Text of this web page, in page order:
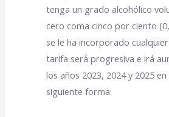
tenga un grado alcohólico
cero coma cinco por ciento
se le ha incorporado
tarifa será progresiva e irá
los años 2023, 2024 y 2025
siguiente forma: